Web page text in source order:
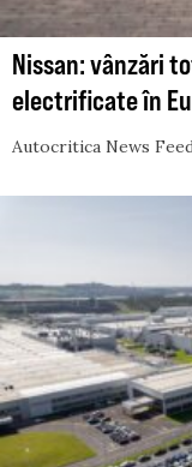
Nissan: vânzări
electrificate în
Autocritica News